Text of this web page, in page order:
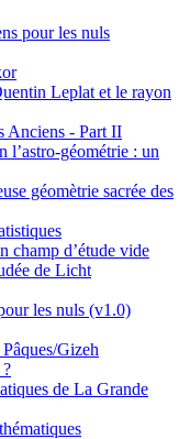
pour les nuls
Leplat et le rayon
Anciens - Part II
l’astro-géométrie : un
géomètrie sacrée des
champ d’étude vide
de Licht
les nuls (v1.0)
Gizeh
de La Grande